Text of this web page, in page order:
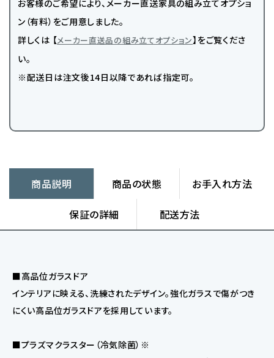
お客様のご希望により、メーカー直送家具の組み立てオプショ
ン（有料）をご用意しました。
詳しくは 【メーカー直送品の組み立てオプション】をご覧くださ
い。
※配送日は注文後14日以降であれば指定可。
商品説明 商品の状態 お手入れ方法
保証の詳細 配送方法
■高品位ガラスドア
インテリアに映える、洗練されたデザイン。強化ガラスで傷がつき
にくい高品位ガラスドアを採用しています。
■プラズマクラスター（冷気除菌）※